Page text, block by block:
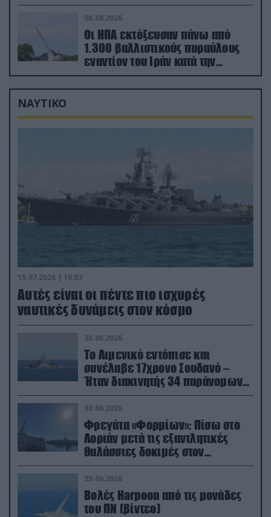
08.08.2026
Οι ΗΠΑ εκτόξευσαν πάνω από
1.300 βαλλιστικούς πυραύλους
εναντίον του Ιράν κατά την
διάρκεια του πολέμου
ΝΑΥΤΙΚΟ
15.07.2026 | 16:03
Aυτές είναι οι πέντε πιο ισχυρές
ναυτικές δυνάμεις στον κόσμο
30.06.2026
Το Λιμενικό εντόπισε και
συνέλαβε 17χρονο Σουδανό –
Ήταν διακινητής 34 παράνομων
μεταναστών
30.06.2026
Φρεγάτα «Φορμίων»: Πίσω στο
Λοριάν μετά τις εξαντλητικές
θαλάσσιες δοκιμές στον
απαιτητικό Βισκαϊκό
25.06.2026
Βολές Harpoon από τις μονάδες
του ΠΝ (βίντεο)